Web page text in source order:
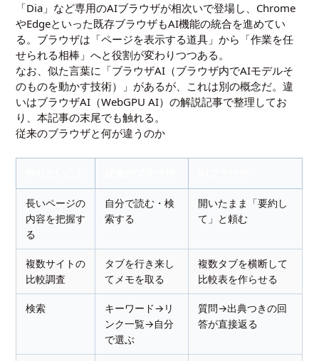
「Dia」など専用のAIブラウザが相次いで登場し、Chrome
やEdgeといった既存ブラウザもAI機能の統合を進めてい
る。ブラウザは「ページを表示する道具」から「作業を任
せられる相棒」へと役割が変わりつつある。
なお、似た言葉に「ブラウザAI（ブラウザ内でAIモデルそ
のものを動かす技術）」があるが、これは別の概念だ。違
いはブラウザAI（WebGPU AI）の解説記事で整理してお
り、本記事の末尾でも触れる。
従来のブラウザと何が違うのか
長いページの
内容を把握す
る
自分で読む・検
索する
開いたまま「要約し
て」と頼む
複数サイトの
比較調査
タブを行き来し
てメモを取る
複数タブを横断して
比較表を作らせる
検索
キーワード→リ
ンク一覧→自分
で選ぶ
質問→出典つきの回
答が直接返る